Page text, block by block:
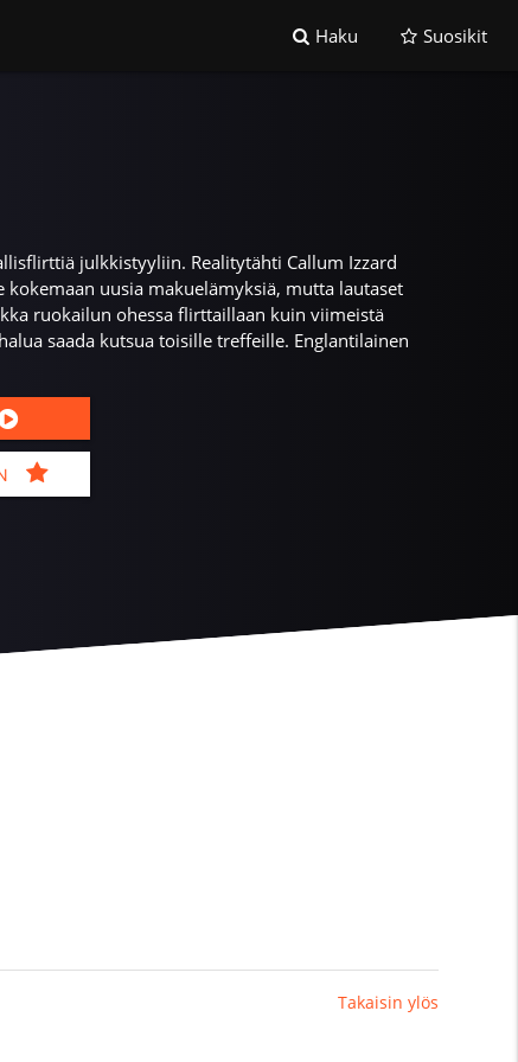
Haku Suosikit
julkkistyyliin. Realitytähti Callum Izzard
kokemaan uusia makuelämyksiä, mutta lautaset
ruokailun ohessa flirttaillaan kuin viimeistä
saada kutsua toisille treffeille. Englantilainen
Takaisin ylös